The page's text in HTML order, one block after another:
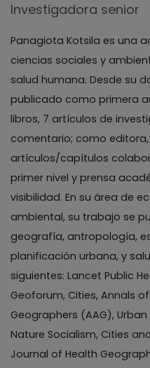
Investigadora senior
Panagiota Kotsila es una
ciencias sociales y
salud humana. Desde su
publicado como primera
libros, 7 artículos de
comentario; como editora,
artículos/capítulos
primer nivel y prensa
visibilidad. En su área de
ambiental, su trabajo se
geografía, antropología,
planificación urbana, y
siguientes: Lancet Public
Geoforum, Cities, Annals
Geographers (AAG),
Nature Socialism, Cities
Journal of Health